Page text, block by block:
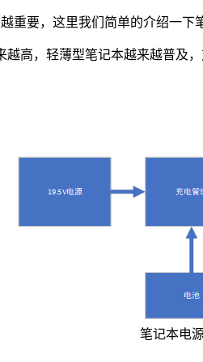
要，这里我们简单的介绍一下
越高，轻薄型笔记本越来越普及
笔记本电